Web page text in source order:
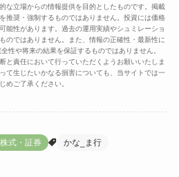
な立場からの情報提供を目的としたものです。掲載
推奨・強制するものではありません。投資には価格
能性があります。過去の運用実績やシュミレーショ
のではありません。また、情報の正確性・最新性に
性や将来の結果を保証するものではありません。
と責任において行っていただくようお願いいたしま
て生じたいかなる損害についても、当サイトでは一
めご了承ください。
株式・証券 かな_ま行